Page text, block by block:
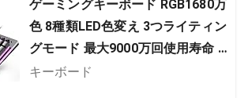
ゲーミングキーボード RGB1680万
色 8種類LED色変え 3つライティン
グモード 最大9000万回使用寿命 10
6キー日本語配列 有線キーボード 2
キーボード